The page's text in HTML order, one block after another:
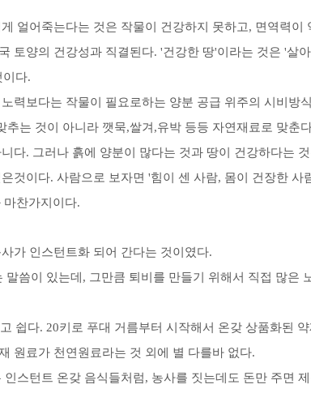
얼어죽는다는 것은 작물이 건강하지 못하고, 면역력이
토양의 건강성과 직결된다. '건강한 땅'이라는 것은 '살
다.
력보다는 작물이 필요로하는 양분 공급 위주의 시비방
는 것이 아니라 깻묵,쌀겨,유박 등등 자연재료로 맞춘다
다. 그러나 흙에 양분이 많다는 것과 땅이 건강하다는
것이다. 사람으로 보자면 '힘이 센 사람, 몸이 건장한 사
마찬가지이다.
가 인스턴트화 되어 간다는 것이였다.
말씀이 있는데, 그만큼 퇴비를 만들기 위해서 직접 많은
쉽다. 20키로 푸대 거름부터 시작해서 온갖 상품화된
원료가 천연원료라는 것 외에 별 다를바 없다.
스턴트 온갖 음식들처럼, 농사를 짓는데도 돈만 주면